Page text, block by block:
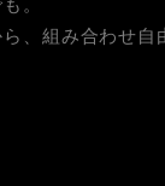
、組み合わせ自